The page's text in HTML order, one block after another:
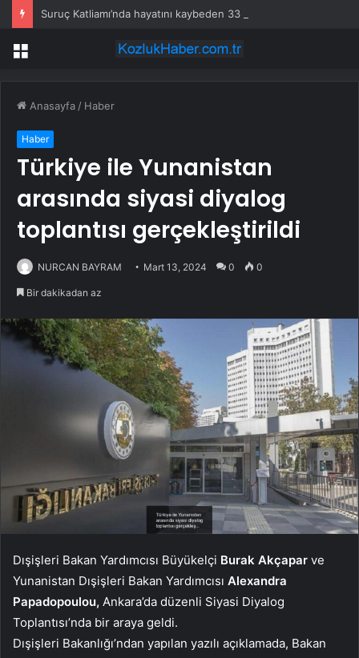
Menü
Anasayfa / Haber
Haber
Türkiye ile Yunanistan
arasında siyasi diyalog
toplantısı gerçekleştirildi
NURCAN BAYRAM Mart 13, 2024 0 0
Bir dakikadan az
Dışişleri Bakan Yardımcısı Büyükelçi Burak Akçapar ve
Yunanistan Dışişleri Bakan Yardımcısı Alexandra
Papadopoulou, Ankara’da düzenli Siyasi Diyalog
Toplantısı’nda bir araya geldi.
Dışişleri Bakanlığı’ndan yapılan yazılı açıklamada, Bakan